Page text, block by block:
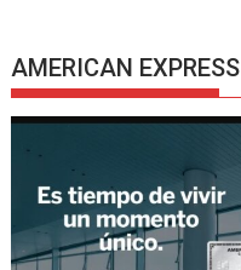
AMERICAN EXPRESS